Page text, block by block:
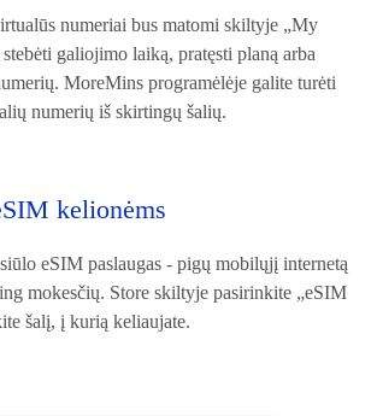
numeriai bus matomi skiltyje „My
galiojimo laiką, pratęsti planą arba
MoreMins programėlėje galite turėti
numerių iš skirtingų šalių.
kelionėms
eSIM paslaugas - pigų mobilųjį internetą
mokesčių. Store skiltyje pasirinkite „eSIM
šalį, į kurią keliaujate.